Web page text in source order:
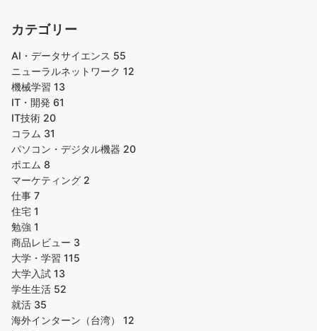
カテゴリー
AI・データサイエンス 55
ニューラルネットワーク 12
機械学習 13
IT・開発 61
IT技術 20
コラム 31
パソコン・デジタル機器 20
ポエム 8
マーケティング 2
仕事 7
住宅 1
勉強 1
商品レビュー 3
大学・学習 115
大学入試 13
学生生活 52
就活 35
海外インターン（台湾） 12